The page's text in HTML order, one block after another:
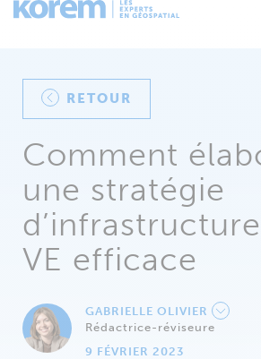
RETOUR
Comment
une stratégie
VE efficace
GABRIELLE OLIVIER
Rédactrice-réviseure
9 FÉVRIER 2023